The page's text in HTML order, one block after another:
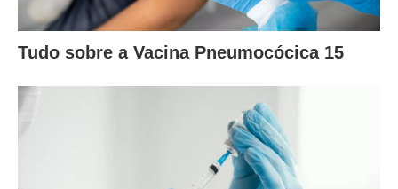
Tudo sobre a Vacina Pneumocócica 15